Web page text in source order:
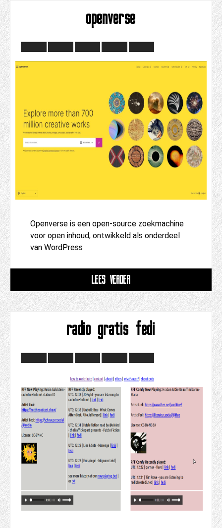
openverse
Openverse is een open-source zoekmachine
voor open inhoud, ontwikkeld als onderdeel
van WordPress
LEES VERDER
radio gratis fedi